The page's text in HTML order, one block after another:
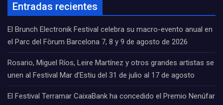
Entradas recientes
El Brunch Electronik Festival celebra su macro-evento anual en
el Parc del Fòrum Barcelona 7, 8 y 9 de agosto de 2026
Rosario, Miguel Ríos, Leire Martínez y otros grandes artistas se
unen al Festival Mar d’Estiu del 31 de julio al 17 de agosto
El Festival Terramar CaixaBank ha concedido el Premio Nenúfar